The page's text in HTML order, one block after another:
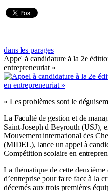
dans les parages
Appel à candidature à la 2e
entrepreneuriat »
« Les problèmes sont le
La Faculté de gestion et de
Saint-Joseph d Beyrouth (USJ),
Mouvement international des
(MIDEL), lance un appel à
Compétition scolaire en
La thématique de cette
d’entreprise pour faire face à la
décernés aux trois premières